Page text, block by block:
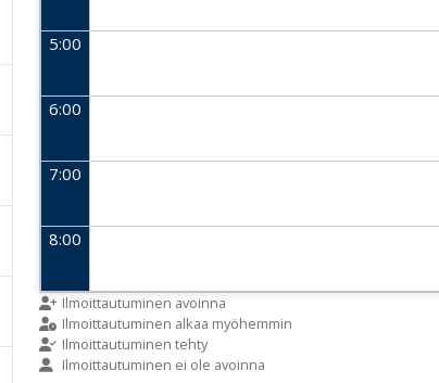
5:00
6:00
7:00
8:00
9:00
10:00
Ilmoittautuminen avoinna
Ilmoittautuminen alkaa myöhemmin
Ilmoittautuminen tehty
Ilmoittautuminen ei ole avoinna